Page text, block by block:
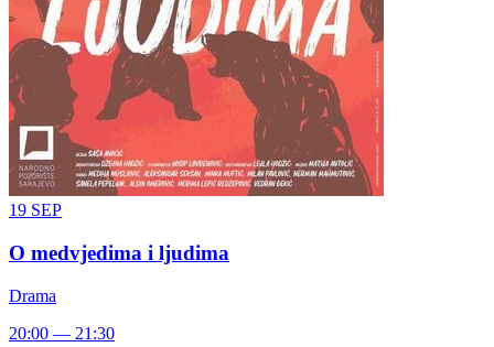
19 SEP
O medvjedima i ljudima
Drama
20:00 — 21:30